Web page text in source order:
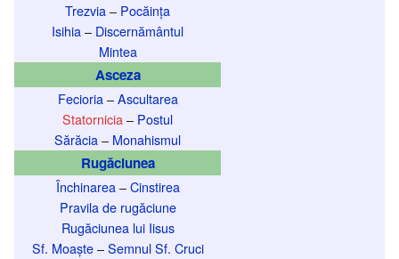
Trezvia– Pocăința
Isihia– Discernământul
Mintea
Asceza
Fecioria–Ascultarea
Statornicia – Postul
Sărăcia– Monahismul
Rugăciunea
Închinarea–Cinstirea
Pravila de rugăciune
Rugăciunea lui Iisus
Sf. Moaște–Semnul Sf. Cruci